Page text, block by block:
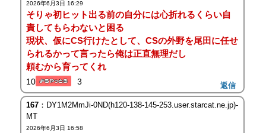
2026年6月3日 16:29
そりゃ初ヒット出る前の自分には心折れるくらい自
責してもらわないと困る
現状、仮にCS行けたとして、CSの外野を尾田に任せ
られるかって言ったら俺は正直無理だし
頼むから育ってくれ
10 3 返信
167：DY1M2MmJi-0ND(h120-138-145-253.user.starcat.ne.jp)-
MT
2026年6月3日 16:58